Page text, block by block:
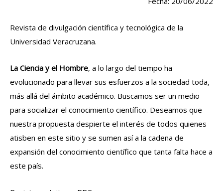
Revista de divulgación científica y tecnológica de la
Universidad Veracruzana.
La Ciencia y el Hombre, a lo largo del tiempo ha
evolucionado para llevar sus esfuerzos a la sociedad toda,
más allá del ámbito académico. Buscamos ser un medio
para socializar el conocimiento científico. Deseamos que
nuestra propuesta despierte el interés de todos quienes
atisben en este sitio y se sumen así a la cadena de
expansión del conocimiento científico que tanta falta hace a
este país.